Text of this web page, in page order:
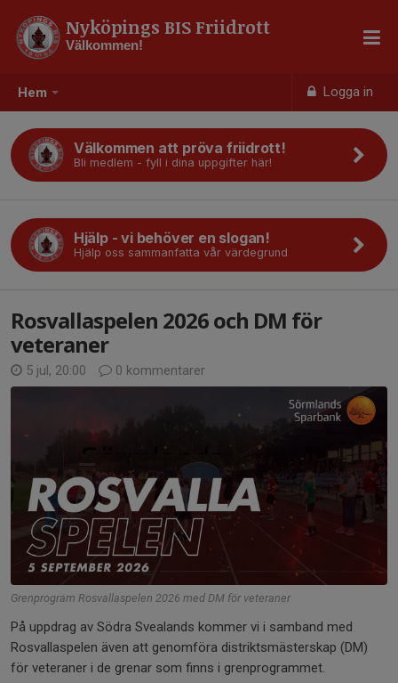
Hem Logga in
Nyköpings BIS Friidrott
Välkommen!
Välkommen att pröva friidrott!
Bli medlem - fyll i dina uppgifter här!
Hjälp - vi behöver en slogan!
Hjälp oss sammanfatta vår värdegrund
Rosvallaspelen 2026 och DM för
veteraner
5 jul, 20:00 0 kommentarer
Grenprogram Rosvallaspelen 2026 med DM för veteraner
På uppdrag av Södra Svealands kommer vi i samband med
Rosvallaspelen även att genomföra distriktsmästerskap (DM)
för veteraner i de grenar som finns i grenprogrammet.